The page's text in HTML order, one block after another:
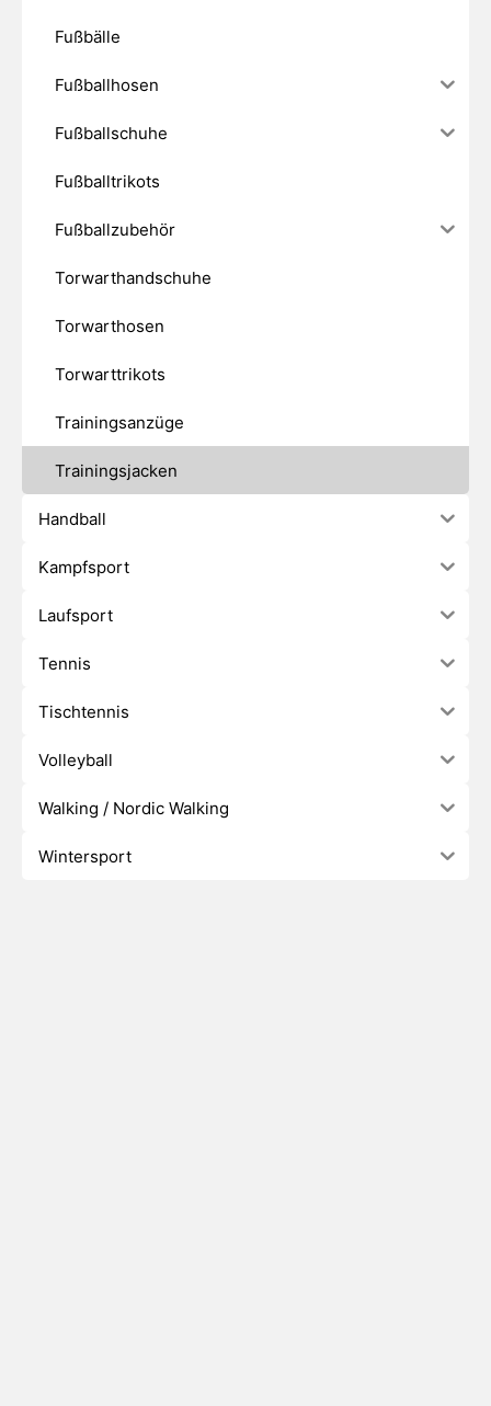
Fußbälle
Fußballhosen
Fußballschuhe
Fußballtrikots
Fußballzubehör
Torwarthandschuhe
Torwarthosen
Torwarttrikots
Trainingsanzüge
Trainingsjacken
Handball
Kampfsport
Laufsport
Tennis
Tischtennis
Volleyball
Walking / Nordic Walking
Wintersport